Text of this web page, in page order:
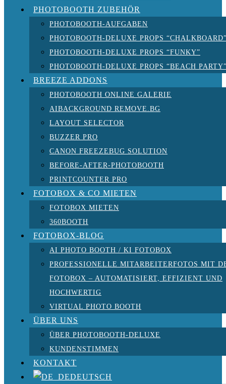
PHOTOBOOTH ZUBEHÖR
PHOTOBOOTH-AUFGABEN
PHOTOBOOTH-DELUXE PROPS
PHOTOBOOTH-DELUXE PROPS “FUNKY”
PHOTOBOOTH-DELUXE PROPS “BEACH
BREEZE ADDONS
PHOTOBOOTH ONLINE GALERIE
AIBACKGROUND REMOVE.BG
LAYOUT SELECTOR
BUZZER PRO
CANON FREEZEBUG SOLUTION
BEFORE-AFTER-PHOTOBOOTH
PRINTCOUNTER PRO
FOTOBOX & CO MIETEN
FOTOBOX MIETEN
360BOOTH
FOTOBOX-BLOG
AI PHOTO BOOTH / KI FOTOBOX
PROFESSIONELLE MITARBEITERFOTOS MIT
FOTOBOX – AUTOMATISIERT, EFFIZIENT UND
HOCHWERTIG
VIRTUAL PHOTO BOOTH
ÜBER UNS
ÜBER PHOTOBOOTH-DELUXE
KUNDENSTIMMEN
KONTAKT
DEUTSCH